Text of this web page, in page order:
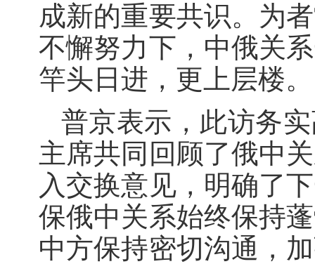
成新的重要共识。为
不懈努力下，中俄关
竿头日进，更上层楼。
普京表示，此访务
主席共同回顾了俄中
入交换意见，明确了
保俄中关系始终保持
中方保持密切沟通，